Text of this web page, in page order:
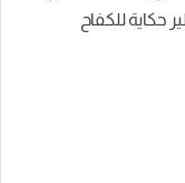
حكاية للكفاح